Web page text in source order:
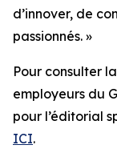
d’innover, de
passionnés. »
Pour consulter
employeurs du
pour l’éditorial
ICI.